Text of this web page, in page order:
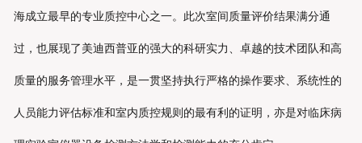
海成立最早的专业质控中心之一。此次室间质量评价结果满分通
过，也展现了美迪西普亚的强大的科研实力、卓越的技术团队和高
质量的服务管理水平，是一贯坚持执行严格的操作要求、系统性的
人员能力评估标准和室内质控规则的最有利的证明，亦是对临床病